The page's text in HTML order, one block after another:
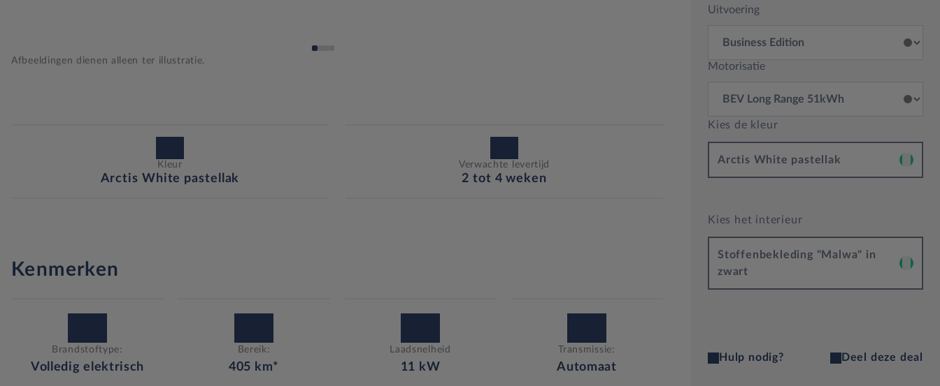
Afbeeldingen dienen alleen ter illustratie.
Kleur
Arctis White pastellak
Verwachte levertijd
2 tot 4 weken
Kenmerken
Brandstoftype:
Volledig elektrisch
Bereik:
405 km*
Laadsnelheid
11 kW
Transmissie:
Automaat
Uitvoering
Motorisatie
Kies de kleur
Arctis White pastellak
Kies het interieur
Stoffenbekleding "Malwa" in
zwart
Hulp nodig? Deel deze deal